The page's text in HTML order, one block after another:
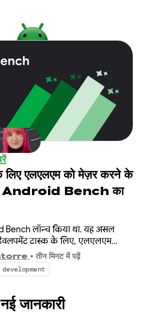
एलएलएम को मेज़र करने के
Android Bench का
Bench लॉन्च किया था. यह असल
टास्क के लिए, एलएलएम
से, हमने आपके सुझाव, शिकायत या राय
बेहतर बनाया है. इसमें ओपन-वेट
और लीडरबोर्ड में लागत और परफ़ॉर्मेंस
• तीन मिनट में पढ़ें
नई जानकारी